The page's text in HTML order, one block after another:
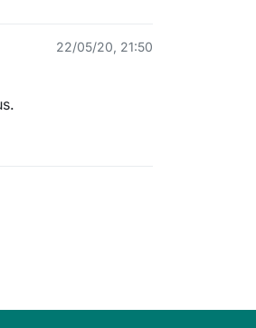
22/05/20, 21:50